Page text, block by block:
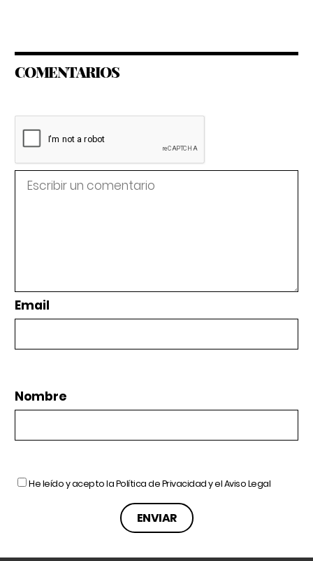
COMENTARIOS
Email
Nombre
He leído y acepto laPolítica de Privacidady elAviso Legal